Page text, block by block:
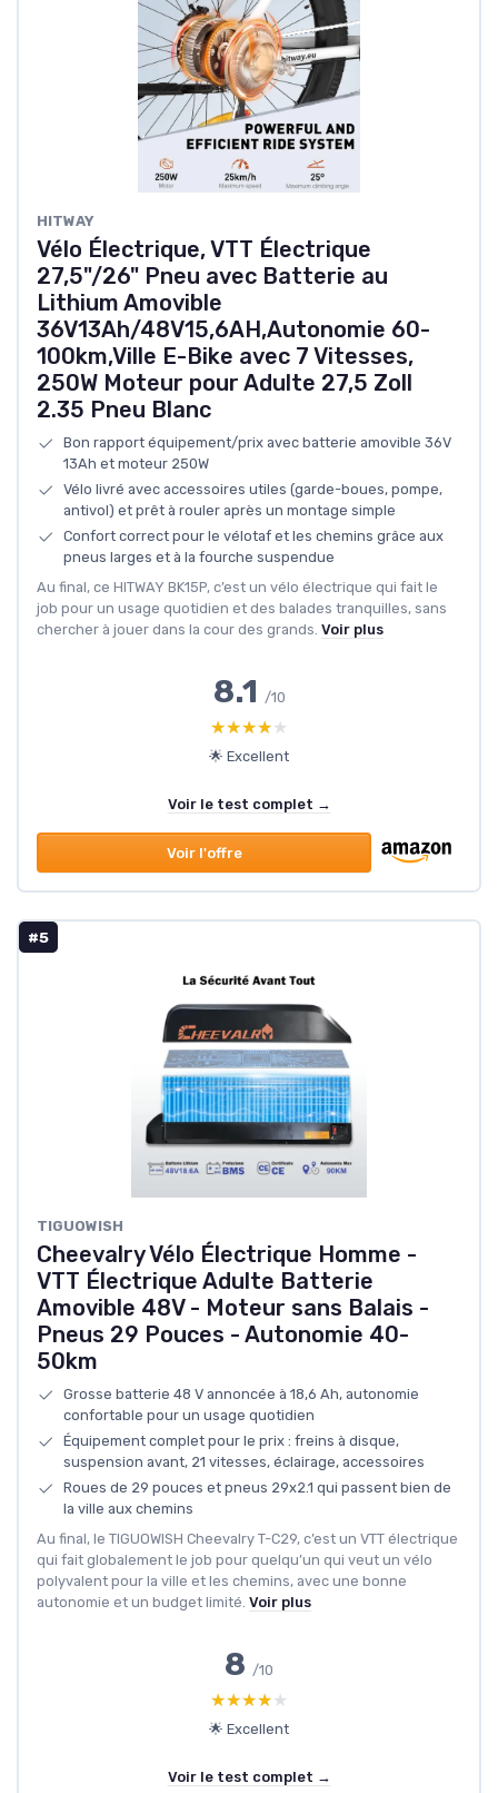
HITWAY
Vélo Électrique, VTT Électrique
27,5"/26" Pneu avec Batterie au
Lithium Amovible
36V13Ah/48V15,6AH,Autonomie 60-
100km,Ville E-Bike avec 7 Vitesses,
250W Moteur pour Adulte 27,5 Zoll
2.35 Pneu Blanc
Bon rapport équipement/prix avec batterie amovible 36V
13Ah et moteur 250W
Vélo livré avec accessoires utiles (garde-boues, pompe,
antivol) et prêt à rouler après un montage simple
Confort correct pour le vélotaf et les chemins grâce aux
pneus larges et à la fourche suspendue
Au final, ce HITWAY BK15P, c’est un vélo électrique qui fait le
job pour un usage quotidien et des balades tranquilles, sans
chercher à jouer dans la cour des grands. Voir plus
8.1 /10
★★★★★
★★★★★
🌟 Excellent
Voir le test complet →
Voir l'offre
#5
TIGUOWISH
Cheevalry Vélo Électrique Homme -
VTT Électrique Adulte Batterie
Amovible 48V - Moteur sans Balais -
Pneus 29 Pouces - Autonomie 40-
50km
Grosse batterie 48 V annoncée à 18,6 Ah, autonomie
confortable pour un usage quotidien
Équipement complet pour le prix : freins à disque,
suspension avant, 21 vitesses, éclairage, accessoires
Roues de 29 pouces et pneus 29x2.1 qui passent bien de
la ville aux chemins
Au final, le TIGUOWISH Cheevalry T-C29, c’est un VTT électrique
qui fait globalement le job pour quelqu’un qui veut un vélo
polyvalent pour la ville et les chemins, avec une bonne
autonomie et un budget limité. Voir plus
8 /10
★★★★★
★★★★★
🌟 Excellent
Voir le test complet →